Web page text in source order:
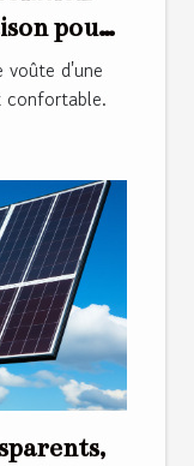
pour
d'une
confortable.